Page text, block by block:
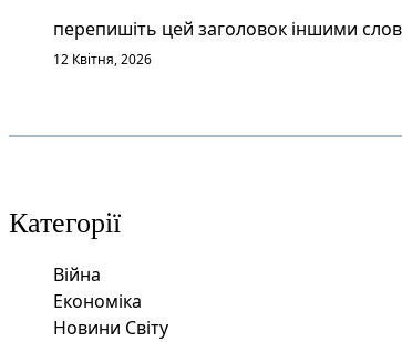
перепишіть цей заголовок іншими
12 Квітня, 2026
Категорії
Війна
Економіка
Новини Світу